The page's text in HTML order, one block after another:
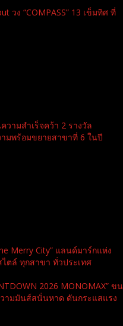
วง “COMPASS” 13 เข็มทิศ ที่
วามสำเร็จคว้า 2 รางวัล
มพร้อมขยายสาขาที่ 6 ในปี
Merry City” แลนด์มาร์กแห่ง
ตล์ ทุกสาขา ทั่วประเทศ
2026 MONOMAX” ขน
ามมันส์สนั่นหาด ดันกระแสแรง